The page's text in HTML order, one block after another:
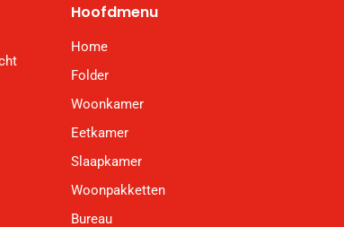
Hoofdmenu
Home
Folder
Woonkamer
Eetkamer
Slaapkamer
Woonpakketten
Bureau